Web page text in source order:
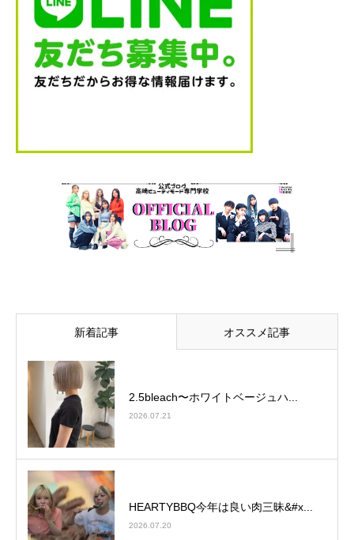
新着記事 オススメ記事
2.5bleach〜ホワイトベージュ⁡ハ...
2026.07.21
HEARTYBBQ今年は良い肉三昧&#x...
2026.07.20